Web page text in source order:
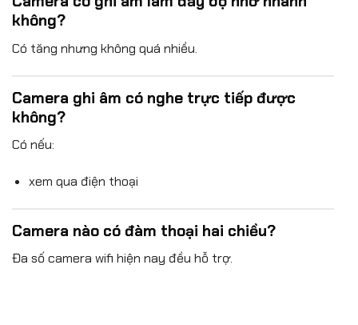
không?
Có tăng nhưng không quá nhiều.
Camera ghi âm có nghe trực tiếp được
không?
Có nếu:
xem qua điện thoại
Camera nào có đàm thoại hai chiều?
Đa số camera wifi hiện nay đều hỗ trợ.